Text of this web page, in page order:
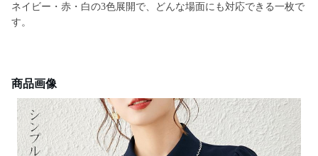
ネイビー・赤・白の3色展開で、どんな場面にも対応できる一枚で
す。
商品画像